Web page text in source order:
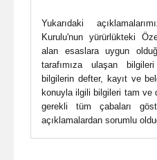
Yukarıdaki
Kurulu'nun yürürlükteki
alan esaslara uygun
tarafımıza ulaşan
bilgilerin defter, kayıt ve
konuyla ilgili bilgileri tam ve
gerekli tüm çabaları
açıklamalardan sorumlu